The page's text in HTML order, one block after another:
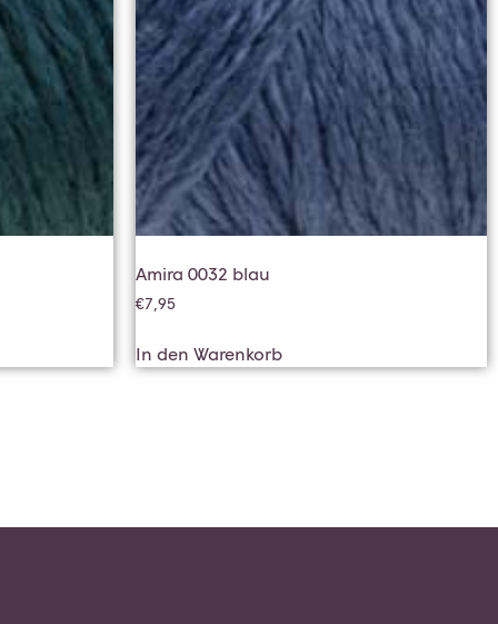
Amira 0032 blau
€7,95
In den Warenkorb